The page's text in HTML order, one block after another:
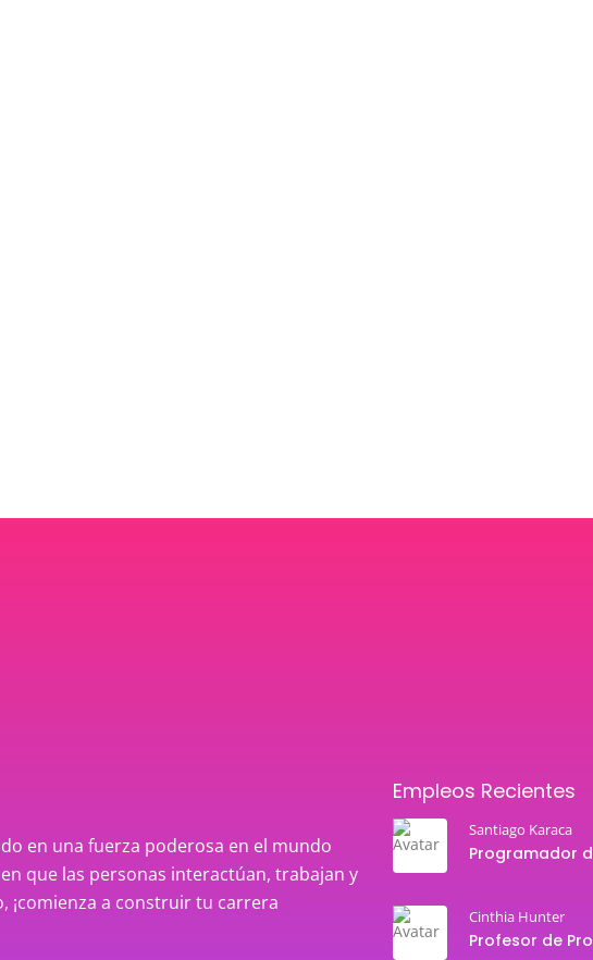
en una fuerza poderosa en el mundo
que las personas interactúan, trabajan y
¡comienza a construir tu carrera
Empleos Recientes
Santiago Karaca
Cinthia Hunter